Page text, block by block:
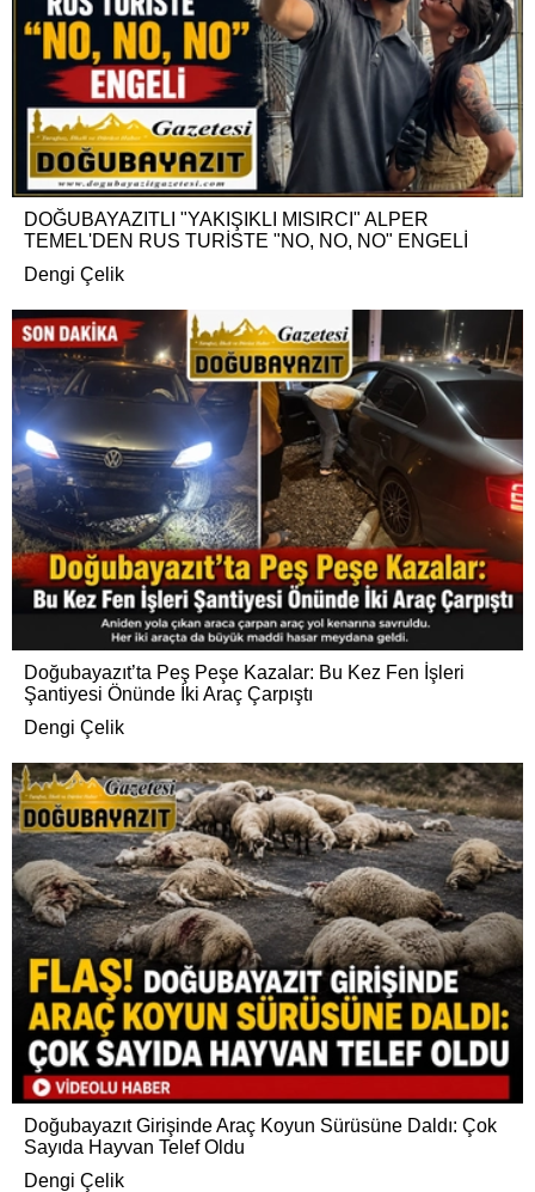
DOĞUBAYAZITLI "YAKIŞIKLI MISIRCI" ALPER
TEMEL'DEN RUS TURİSTE "NO, NO, NO" ENGELİ
Dengi Çelik
Doğubayazıt’ta Peş Peşe Kazalar: Bu Kez Fen İşleri
Şantiyesi Önünde İki Araç Çarpıştı
Dengi Çelik
Doğubayazıt Girişinde Araç Koyun Sürüsüne Daldı: Çok
Sayıda Hayvan Telef Oldu
Dengi Çelik